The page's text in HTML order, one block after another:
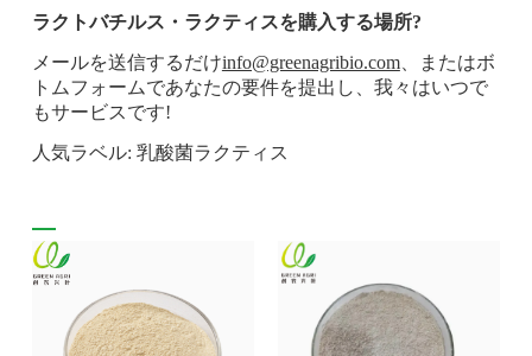
ラクトバチルス・ラクティスを購入する場所?
メールを送信するだけinfo@greenagribio.com、またはボ
トムフォームであなたの要件を提出し、我々はいつで
もサービスです!
人気ラベル: 乳酸菌ラクティス